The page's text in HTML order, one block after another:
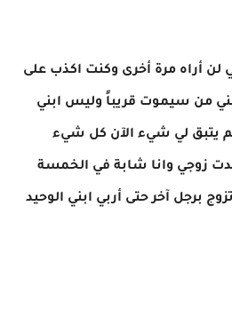
لن أراه مرة أخرى وكنت اكذب على
من سيموت قريباً وليس ابني
لم يتبق لي شيء الآن كل شيء
زوجي وانا شابة في الخمسة
برجل آخر حتى أربي ابني الوحيد